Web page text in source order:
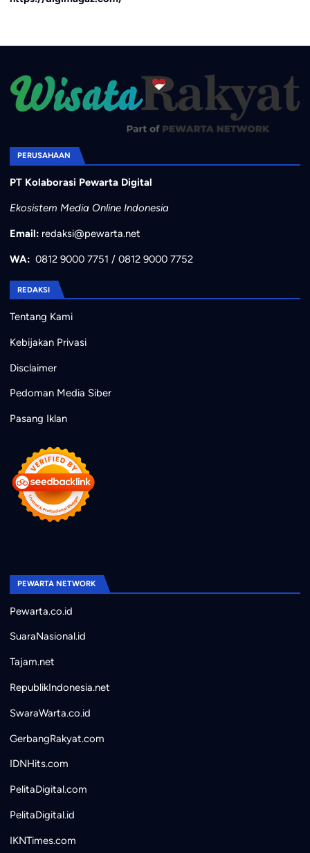
PERUSAHAAN
PT Kolaborasi Pewarta Digital
Ekosistem Media Online Indonesia
Email: redaksi@pewarta.net
WA: 0812 9000 7751 / 0812 9000 7752
REDAKSI
Tentang Kami
Kebijakan Privasi
Disclaimer
Pedoman Media Siber
Pasang Iklan
PEWARTA NETWORK
Pewarta.co.id
SuaraNasional.id
Tajam.net
RepublikIndonesia.net
SwaraWarta.co.id
GerbangRakyat.com
IDNHits.com
PelitaDigital.com
PelitaDigital.id
IKNTimes.com